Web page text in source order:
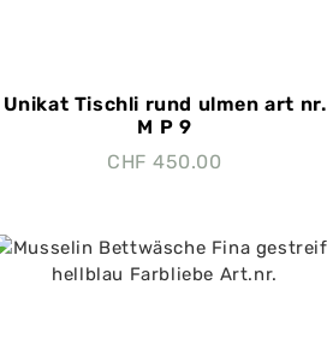
Unikat Tischli rund ulmen art nr.
M P 9
CHF 450.00